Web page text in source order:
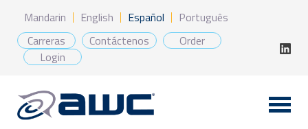
contenido
Mandarin English Español
Português
Carreras
Contáctenos
Order
Login